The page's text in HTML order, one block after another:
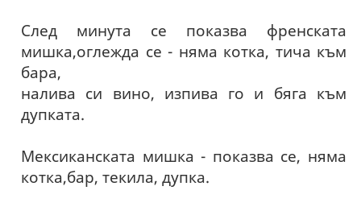
След минута се показва френската
мишка,оглежда се - няма котка, тича към
бара,
налива си вино, изпива го и бяга към
дупката.
Мексиканската мишка - показва се, няма
котка,бар, текила, дупка.